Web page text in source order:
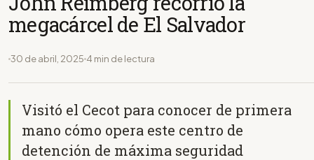
megacárcel de El Salvador
30 de abril, 2025 4 min de lectura
Visitó el Cecot para conocer de primera
mano cómo opera este centro de
detención de máxima seguridad